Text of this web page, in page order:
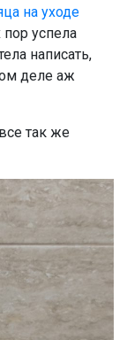
на уходе
пор успела
написать,
деле аж
так же